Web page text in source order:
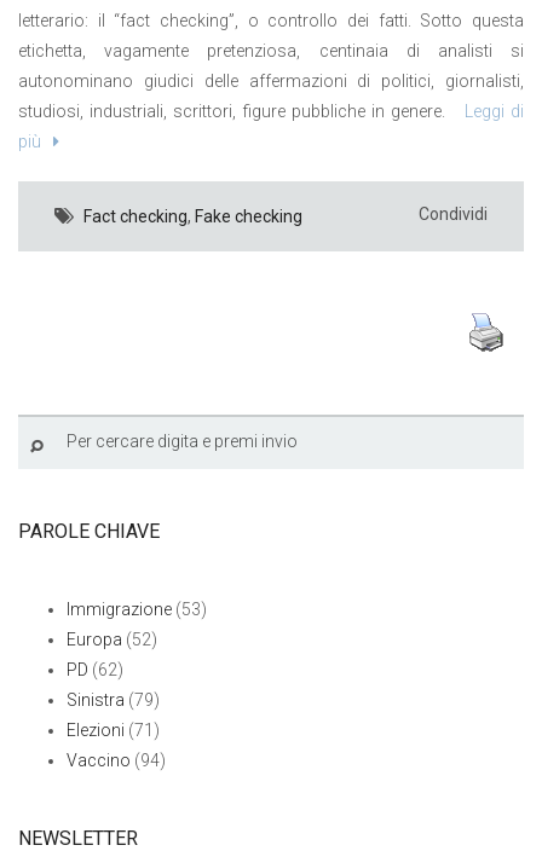
letterario: il “fact checking”, o controllo dei fatti. Sotto questa
etichetta, vagamente pretenziosa, centinaia di analisti si
autonominano giudici delle affermazioni di politici, giornalisti,
studiosi, industriali, scrittori, figure pubbliche in genere.
Leggi di
più
Fact checking, Fake checking Condividi
PAROLE CHIAVE
Immigrazione (53)
Europa (52)
PD (62)
Sinistra (79)
Elezioni (71)
Vaccino (94)
NEWSLETTER